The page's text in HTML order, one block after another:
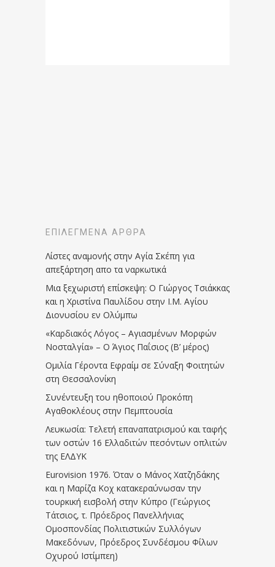
ΕΠΙΛΕΓΜΈΝΑ ΆΡΘΡΑ
Λίστες αναμονής στην Αγία Σκέπη για
απεξάρτηση απο τα ναρκωτικά
Μια ξεχωριστή επίσκεψη: Ο Γιώργος Τσιάκκας
και η Χριστίνα Παυλίδου στην Ι.Μ. Αγίου
Διονυσίου εν Ολύμπω
«Καρδιακός Λόγος – Αγιασμένων Μορφών
Νοσταλγία» – Ο Άγιος Παΐσιος (Β’ μέρος)
Ομιλία Γέροντα Εφραίμ σε Σύναξη Φοιτητών
στη Θεσσαλονίκη
Συνέντευξη του ηθοποιού Προκόπη
Αγαθοκλέους στην Πεμπτουσία
Λευκωσία: Τελετή επαναπατρισμού και ταφής
των οστών 16 Ελλαδιτών πεσόντων οπλιτών
της ΕΛΔΥΚ
Eurovision 1976. Όταν ο Μάνος Χατζηδάκης
και η Μαρίζα Κοχ κατακεραύνωσαν την
τουρκική εισβολή στην Κύπρο (Γεώργιος
Τάτσιος, τ. Πρόεδρος Πανελλήνιας
Ομοσπονδίας Πολιτιστικών Συλλόγων
Μακεδόνων, Πρόεδρος Συνδέσμου Φίλων
Οχυρού Ιστίμπεη)